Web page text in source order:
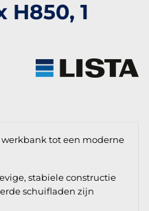
H850, 1
tot een moderne
stabiele constructie
schuifladen zijn